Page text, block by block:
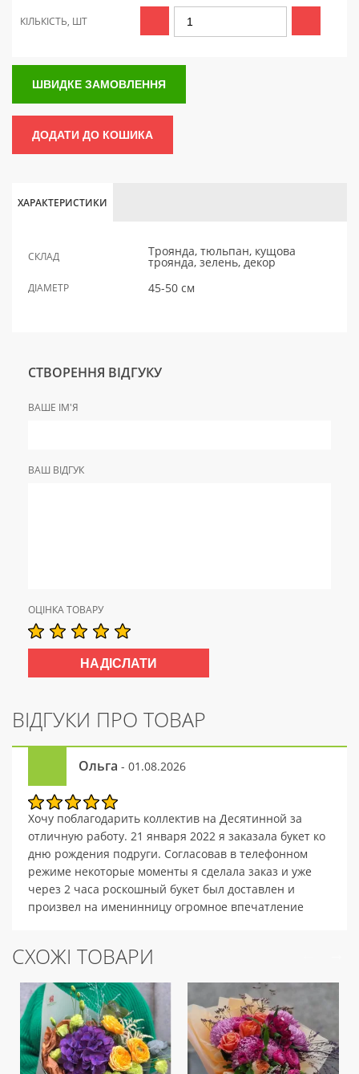
КІЛЬКІСТЬ, ШТ
ШВИДКЕ ЗАМОВЛЕННЯ
ДОДАТИ ДО КОШИКА
ХАРАКТЕРИСТИКИ
СКЛАД Троянда, тюльпан, кущова
троянда, зелень, декор
ДІАМЕТР 45-50 см
СТВОРЕННЯ ВІДГУКУ
ВАШЕ ІМ'Я
ВАШ ВІДГУК
ОЦІНКА ТОВАРУ
ВІДГУКИ ПРО ТОВАР
Ольга - 01.08.2026
Хочу поблагодарить коллектив на Десятинной за
отличную работу. 21 января 2022 я заказала букет ко
дню рождения подруги. Согласовав в телефонном
режиме некоторые моменты я сделала заказ и уже
через 2 часа роскошный букет был доставлен и
произвел на именинницу огромное впечатление
Обязательно буду обращаться к вам и в будущем,
консультанта, сэкономленное время, а подруга
получила восхитительный букет свежайших цветов
оформленных талантливым флористом и море
положительных эмоций. Искренне благодарю
коллектив магазина на ул.Десятинной в г.Киев. С
СХОЖІ ТОВАРИ